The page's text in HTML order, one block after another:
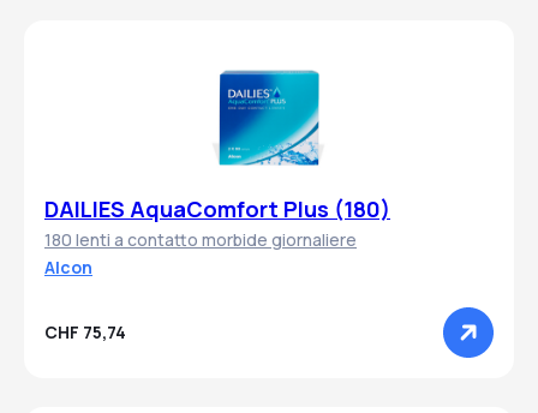
DAILIES AquaComfort Plus (180)
180 lenti a contatto morbide giornaliere
Alcon
CHF 75,74